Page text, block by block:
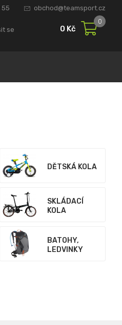
55 obchod@teamsport.cz
se 0 Kč
0
DĚTSKÁ KOLA
SKLÁDACÍ
KOLA
BATOHY,
LEDVINKY